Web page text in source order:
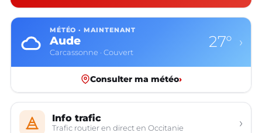
MÉTÉO · MAINTENANT
Aude
Carcassonne · Couvert
27° ›
Consulter ma météo›
Info trafic
Trafic routier en direct en Occitanie ›